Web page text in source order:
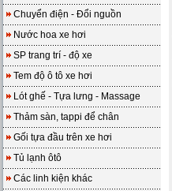
Chuyển điện - Đổi nguồn
Nước hoa xe hơi
SP trang trí - độ xe
Tem độ ô tô xe hơi
Lót ghế - Tựa lưng - Massage
Thảm sàn, tappi để chân
Gối tựa đầu trên xe hơi
Tủ lạnh ôtô
Các linh kiện khác